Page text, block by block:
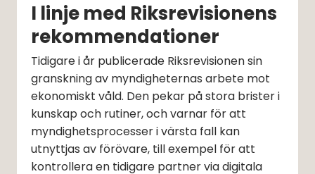
I linje med Riksrevisionens
rekommendationer
Tidigare i år publicerade Riksrevisionen sin
granskning av myndigheternas arbete mot
ekonomiskt våld. Den pekar på stora brister i
kunskap och rutiner, och varnar för att
myndighets­processer i värsta fall kan
utnyttjas av förövare, till exempel för att
kontrollera en tidigare partner via digitala